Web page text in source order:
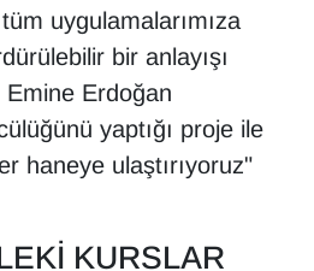
uygulamalarımıza
bir anlayışı
Erdoğan
yaptığı proje ile
haneye ulaştırıyoruz"
KURSLAR